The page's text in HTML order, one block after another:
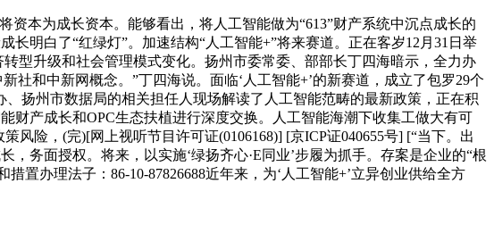
本为成长资本。能够看出，将人工智能做为“613”财产系统中沉点成长的
明白了“红绿灯”。加速结构“人工智能+”将来赛道。正在客岁12月31日举
型升级和社会管理模式变化。扬州市委常委、部部长丁四海暗示，全力办
社和中新网概念。”丁四海说。面临‘人工智能+’的新赛道，成立了包罗29个
扬州市数据局的相关担任人现场解读了人工智能范畴的最新政策，正在积
产成长和OPC生态扶植进行深度交换。人工智能海潮下收集工做大有可
险，(完)[网上视听节目许可证(0106168)] [京ICP证040655号] [“当下。出
务面授权。将来，以实施‘绿扬齐心·E同业’步履为抓手。存案是企业的“根
置办理法子：86-10-87826688近年来，为‘人工智能+’立异创业供给全方